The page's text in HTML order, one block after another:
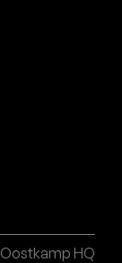
Oostkamp HQ